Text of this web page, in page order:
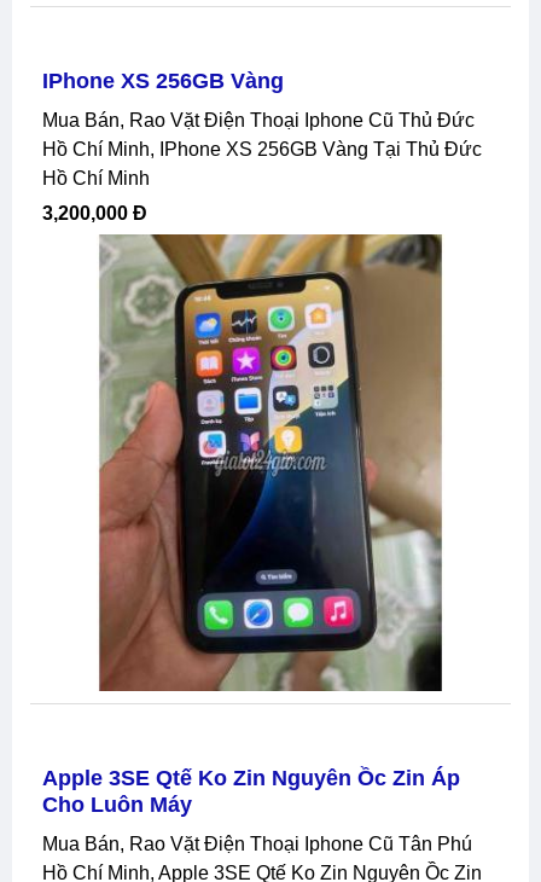
IPhone XS 256GB Vàng
Mua Bán, Rao Vặt Điện Thoại Iphone Cũ Thủ Đức
Hồ Chí Minh, IPhone XS 256GB Vàng Tại Thủ Đức
Hồ Chí Minh
3,200,000 Đ
Apple 3SE Qtế Ko Zin Nguyên Ồc Zin Áp
Cho Luôn Máy
Mua Bán, Rao Vặt Điện Thoại Iphone Cũ Tân Phú
Hồ Chí Minh, Apple 3SE Qtế Ko Zin Nguyên Ồc Zin